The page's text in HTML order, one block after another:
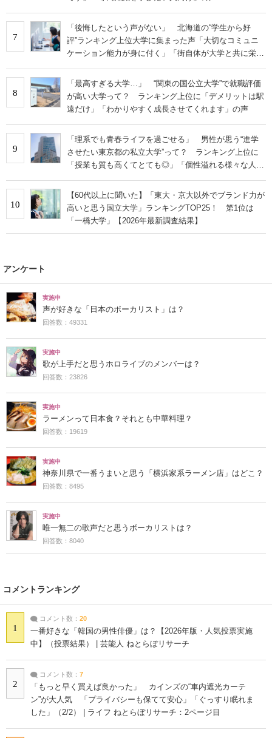
7
「後悔したという声がない」 北海道の“学生から好
評”ランキング上位大学に集まった声「大切なコミュニ
ケーション能力が身に付く」「街自体が大学と共に栄え
8
「最高すぎる大学…」 “関東の国公立大学”で就職評価
が高い大学って？ ランキング上位に「デメリットは駅
遠だけ」「わかりやすく成長させてくれます」の声
9
「理系でも青春ライフを過ごせる」 男性が思う“進学
させたい東京都の私立大学”って？ ランキング上位に
「授業も質も高くてとても◎」「個性溢れる様々な人間
10
【60代以上に聞いた】「東大・京大以外でブランド力が
高いと思う国立大学」ランキングTOP25！ 第1位は
「一橋大学」【2026年最新調査結果】
アンケート
実施中
声が好きな「日本のボーカリスト」は？
回答数：49331
実施中
歌が上手だと思うホロライブのメンバーは？
回答数：23826
実施中
ラーメンって日本食？それとも中華料理？
回答数：19619
実施中
神奈川県で一番うまいと思う「横浜家系ラーメン店」はどこ？
回答数：8495
実施中
唯一無二の歌声だと思うボーカリストは？
回答数：8040
コメントランキング
1
コメント数： 20
一番好きな「韓国の男性俳優」は？【2026年版・人気投票実施
中】（投票結果） | 芸能人 ねとらぼリサーチ
2
コメント数： 7
「もっと早く買えば良かった」 カインズの“車内遮光カーテ
ン”が大人気 「プライバシーも保てて安心」「ぐっすり眠れま
した」（2/2） | ライフ ねとらぼリサーチ：2ページ目